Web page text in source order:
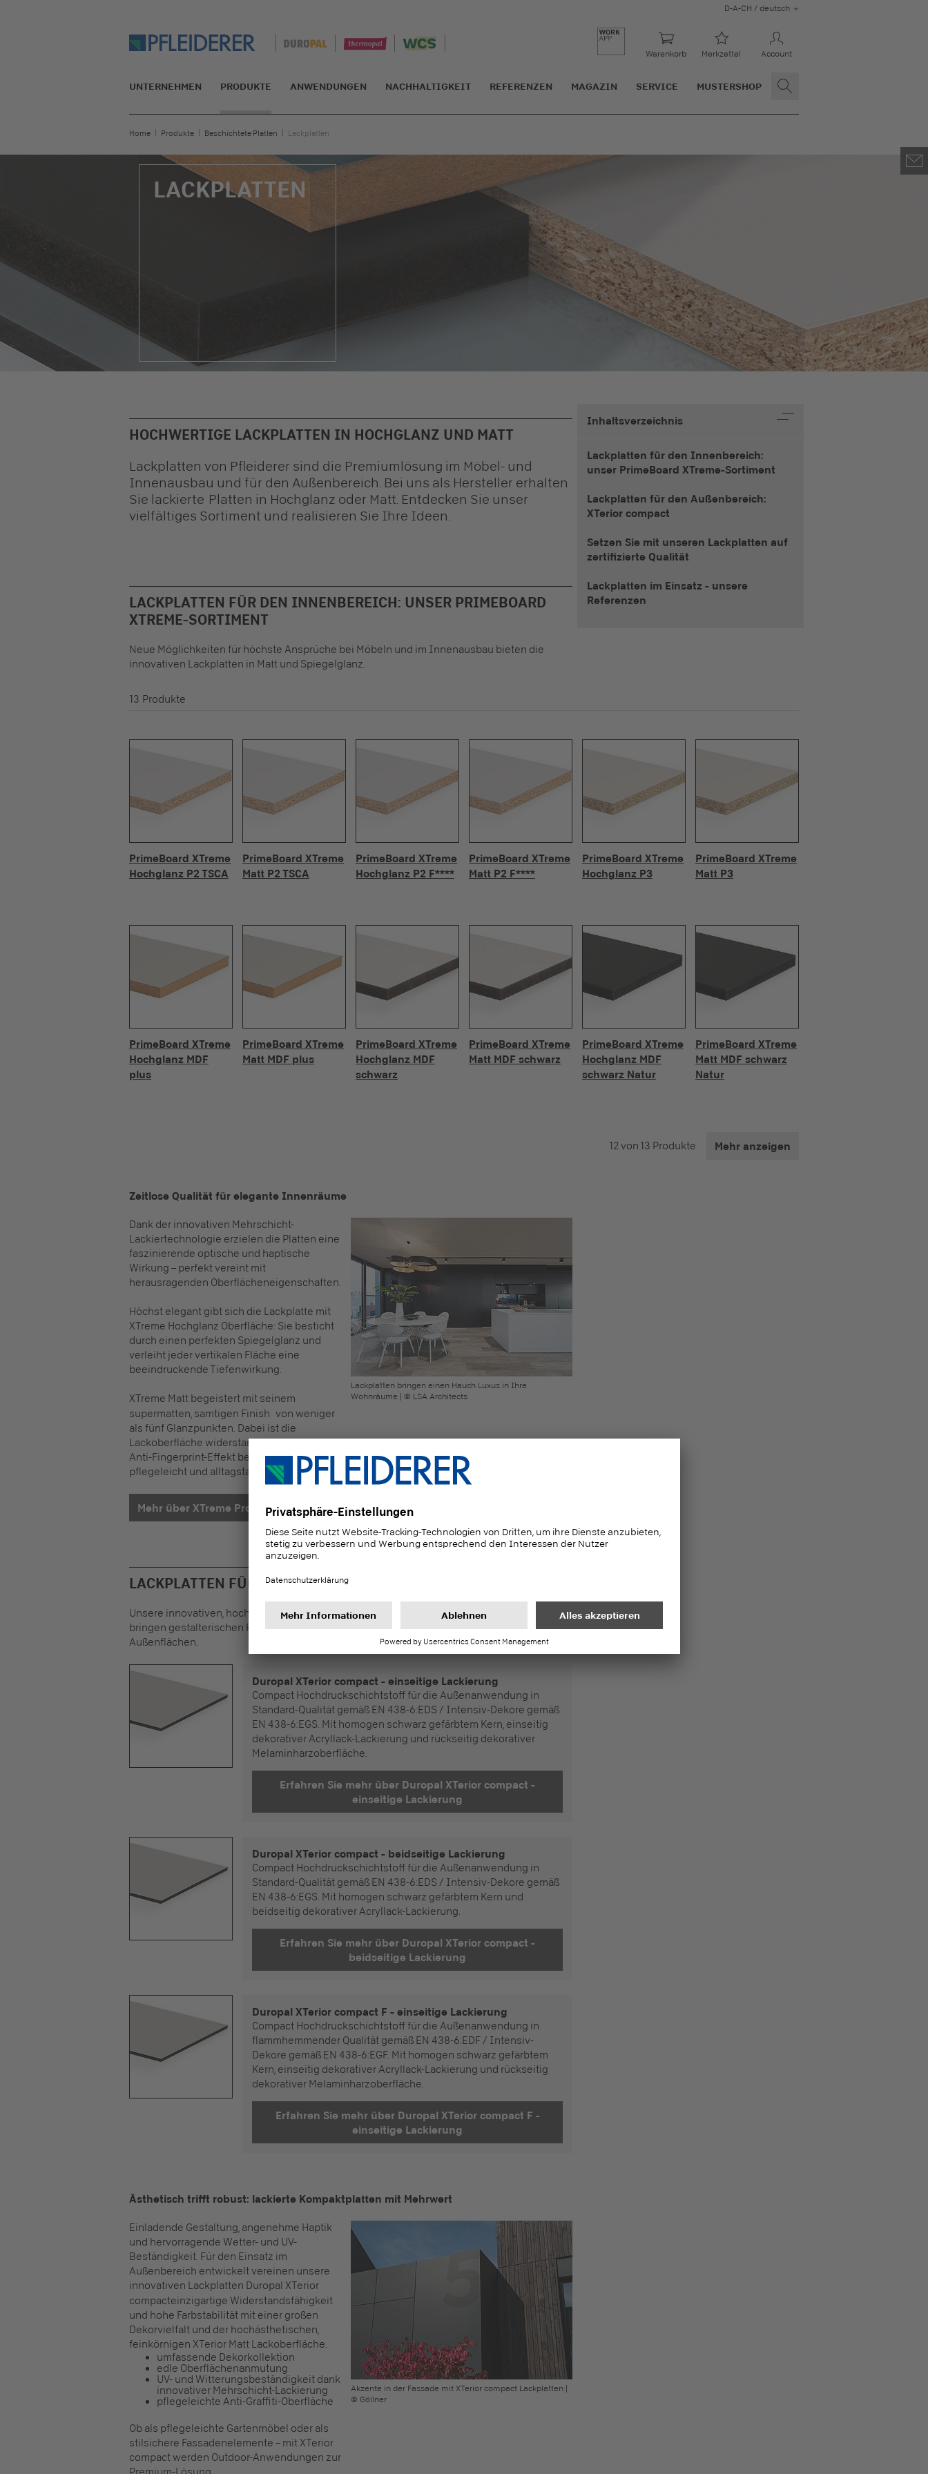
D-A-CH / deutsch
Warenkorb Merkzettel Account
UNTERNEHMEN PRODUKTE ANWENDUNGEN NACHHALTIGKEIT REFERENZEN MAGAZIN SERVICE MUSTERSHOP
Home Produkte Beschichtete Platten Lackplatten
LACKPLATTEN
Inhaltsverzeichnis
Lackplatten für den Innenbereich:
unser PrimeBoard XTreme-Sortiment
Lackplatten für den Außenbereich:
XTerior compact
Setzen Sie mit unseren Lackplatten auf
zertifizierte Qualität
Lackplatten im Einsatz - unsere
Referenzen
HOCHWERTIGE LACKPLATTEN IN HOCHGLANZ UND MATT
Lackplatten von Pfleiderer sind die Premiumlösung im Möbel- und
Innenausbau und für den Außenbereich. Bei uns als Hersteller erhalten
Sie lackierte Platten in Hochglanz oder Matt. Entdecken Sie unser
vielfältiges Sortiment und realisieren Sie Ihre Ideen.
LACKPLATTEN FÜR DEN INNENBEREICH: UNSER PRIMEBOARD
XTREME-SORTIMENT
Neue Möglichkeiten für höchste Ansprüche bei Möbeln und im Innenausbau bieten die
innovativen Lackplatten in Matt und Spiegelglanz.
13 Produkte
PrimeBoard XTreme
Hochglanz P2 TSCA
PrimeBoard XTreme
Matt P2 TSCA
PrimeBoard XTreme
Hochglanz P2 F****
PrimeBoard XTreme
Matt P2 F****
PrimeBoard XTreme
Hochglanz P3
PrimeBoard XTreme
Matt P3
PrimeBoard XTreme
Hochglanz MDF
plus
PrimeBoard XTreme
Matt MDF plus
PrimeBoard XTreme
Hochglanz MDF
schwarz
PrimeBoard XTreme
Matt MDF schwarz
PrimeBoard XTreme
Hochglanz MDF
schwarz Natur
PrimeBoard XTreme
Matt MDF schwarz
Natur
12 von 13 Produkte Mehr anzeigen
Zeitlose Qualität für elegante Innenräume
Dank der innovativen Mehrschicht-
Lackiertechnologie erzielen die Platten eine
faszinierende optische und haptische
Wirkung – perfekt vereint mit
herausragenden Oberflächeneigenschaften.
Höchst elegant gibt sich die Lackplatte mit
XTreme Hochglanz Oberfläche: Sie besticht
durch einen perfekten Spiegelglanz und
verleiht jeder vertikalen Fläche eine
beeindruckende Tiefenwirkung.
XTreme Matt begeistert mit seinem
supermatten, samtigen Finish von weniger
als fünf Glanzpunkten. Dabei ist die
Lackoberfläche widerstandsfähig und dank
Anti-Fingerprint-Effekt besonders
pflegeleicht und alltagstauglich.
Mehr über XTreme Products
Lackplatten bringen einen Hauch Luxus in Ihre
Wohnräume | © LSA Architects
LACKPLATTEN FÜR DEN AUSSENBEREICH: XTERIOR COMPACT
Unsere innovativen, hochwiderstandsfähigen und UV-beständigen Kompaktschichtstoffe
bringen gestalterischen Freiraum und faszinierende Oberflächenanmutung auf
Außenflächen.
Duropal XTerior compact - einseitige Lackierung
Compact Hochdruckschichtstoff für die Außenanwendung in
Standard-Qualität gemäß EN 438-6:EDS / Intensiv-Dekore gemäß
EN 438-6:EGS. Mit homogen schwarz gefärbtem Kern, einseitig
dekorativer Acryllack-Lackierung und rückseitig dekorativer
Melaminharzoberfläche.
Erfahren Sie mehr über Duropal XTerior compact -
einseitige Lackierung
Duropal XTerior compact - beidseitige Lackierung
Compact Hochdruckschichtstoff für die Außenanwendung in
Standard-Qualität gemäß EN 438-6:EDS / Intensiv-Dekore gemäß
EN 438-6:EGS. Mit homogen schwarz gefärbtem Kern und
beidseitig dekorativer Acryllack-Lackierung.
Erfahren Sie mehr über Duropal XTerior compact -
beidseitige Lackierung
Duropal XTerior compact F - einseitige Lackierung
Compact Hochdruckschichtstoff für die Außenanwendung in
flammhemmender Qualität gemäß EN 438-6:EDF / Intensiv-
Dekore gemäß EN 438-6:EGF. Mit homogen schwarz gefärbtem
Kern, einseitig dekorativer Acryllack-Lackierung und rückseitig
dekorativer Melaminharzoberfläche.
Erfahren Sie mehr über Duropal XTerior compact F -
einseitige Lackierung
Ästhetisch trifft robust: lackierte Kompaktplatten mit Mehrwert
Einladende Gestaltung, angenehme Haptik
und hervorragende Wetter- und UV-
Beständigkeit. Für den Einsatz im
Außenbereich entwickelt vereinen unsere
innovativen Lackplatten Duropal XTerior
compacteinzigartige Widerstandsfähigkeit
und hohe Farbstabilität mit einer großen
Dekorvielfalt und der hochästhetischen,
feinkörnigen XTerior Matt Lackoberfläche.
umfassende Dekorkollektion
edle Oberflächenanmutung
UV- und Witterungsbeständigkeit dank
innovativer Mehrschicht-Lackierung
pflegeleichte Anti-Graffiti-Oberfläche
Ob als pflegeleichte Gartenmöbel oder als
stilsichere Fassadenelemente – mit XTerior
compact werden Outdoor-Anwendungen zur
Akzente in der Fassade mit XTerior compact Lackplatten |
© Göllner